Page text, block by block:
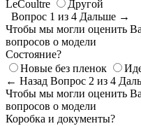
LeCoultre
Другой
Вопрос 1 из 4 Дальше →
Чтобы мы могли оценить
вопросов о модели
Состояние?
Новые без пленок
← Назад Вопрос 2 из 4
Чтобы мы могли оценить
вопросов о модели
Коробка и документы?